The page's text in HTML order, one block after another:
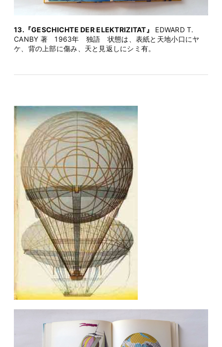
13.『GESCHICHTE DER ELEKTRIZITAT』
EDWARD T.
CANBY 著 1963年 独語 状態は、表紙と天地小口にヤ
ケ、背の上部に傷み、天と見返しにシミ有。